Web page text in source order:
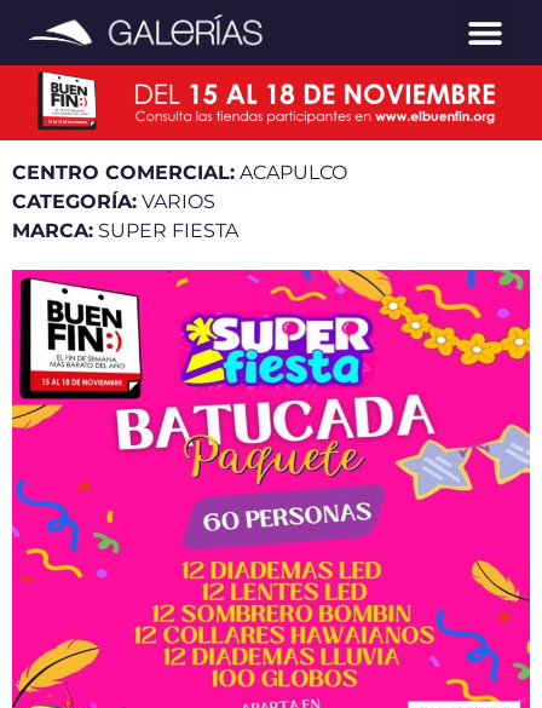
CENTRO COMERCIAL: ACAPULCO
CATEGORÍA: VARIOS
MARCA: SUPER FIESTA